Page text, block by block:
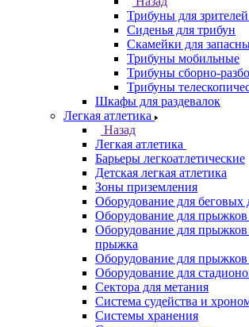
Трибуны для зрителей
Сиденья для трибун
Скамейки для
Трибуны мобильные
Трибуны сборно-
Трибуны
Шкафы для раздевалок
Легкая атлетика
Назад
Легкая атлетика
Барьеры легкоатлетические
Детская легкая атлетика
Зоны приземления
Оборудование для беговых
Оборудование для
Оборудование для
прыжка
Оборудование для
Оборудование для
Сектора для метания
Система судейства и
Системы хранения